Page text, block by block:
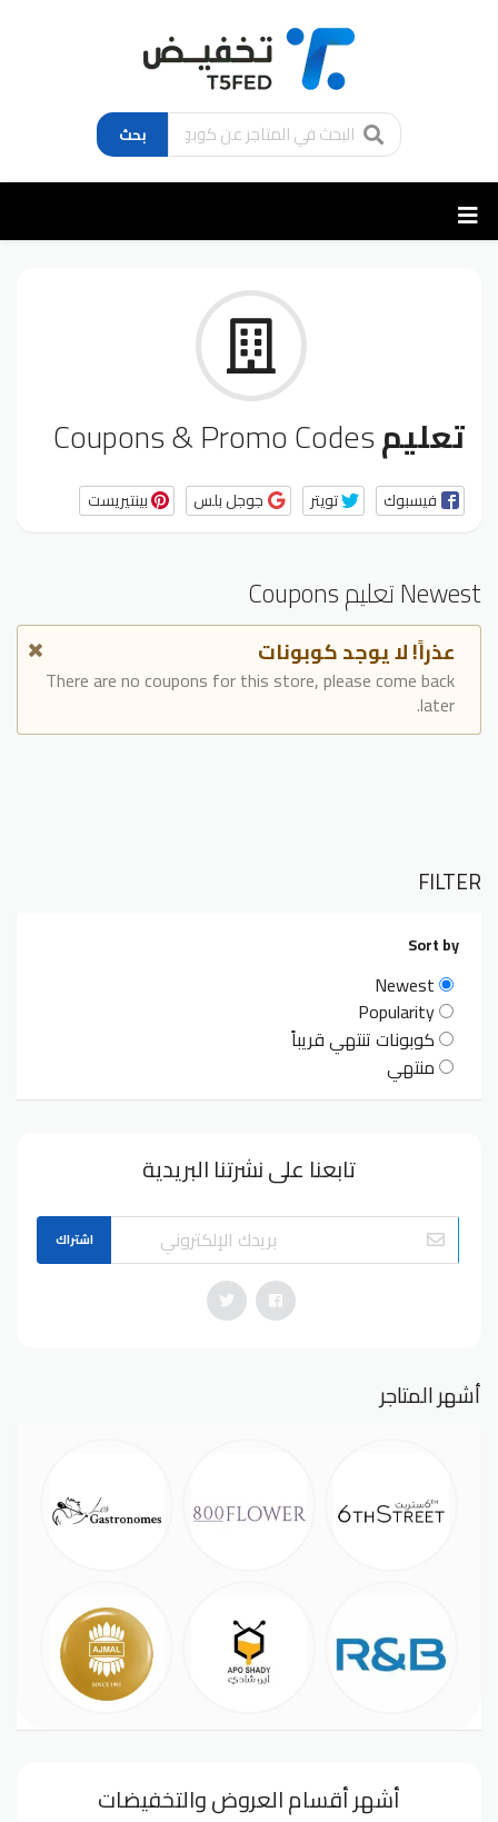
بحث
تخطي
إلى
المحتوى
تعليم
فيسبوك تويتر جوجل بلس بينتيريست
Newest تعليم Coupons
عذراً! لا يوجد كوبونات
There are no coupons for this store, please come back
later.
FILTER
Sort by
Newest
Popularity
كوبونات تنتهي قريباً
منتهي
تابعنا على نشرتنا البريدية
اشتراك
أشهر المتاجر
أشهر أقسام العروض والتخفيضات